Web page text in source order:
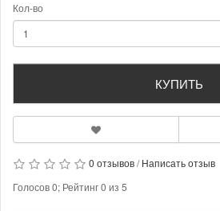
Кол-во
КУПИТЬ
0 отзывов/Написать отзыв
Голосов0; Рейтинг0 из 5